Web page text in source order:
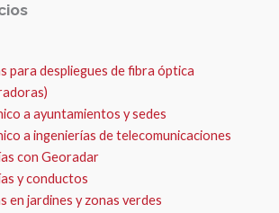
para despliegues de fibra óptica
a ayuntamientos y sedes
a ingenierías de telecomunicaciones
con Georadar
y conductos
en jardines y zonas verdes